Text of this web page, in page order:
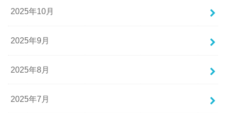
2025年10月
2025年9月
2025年8月
2025年7月